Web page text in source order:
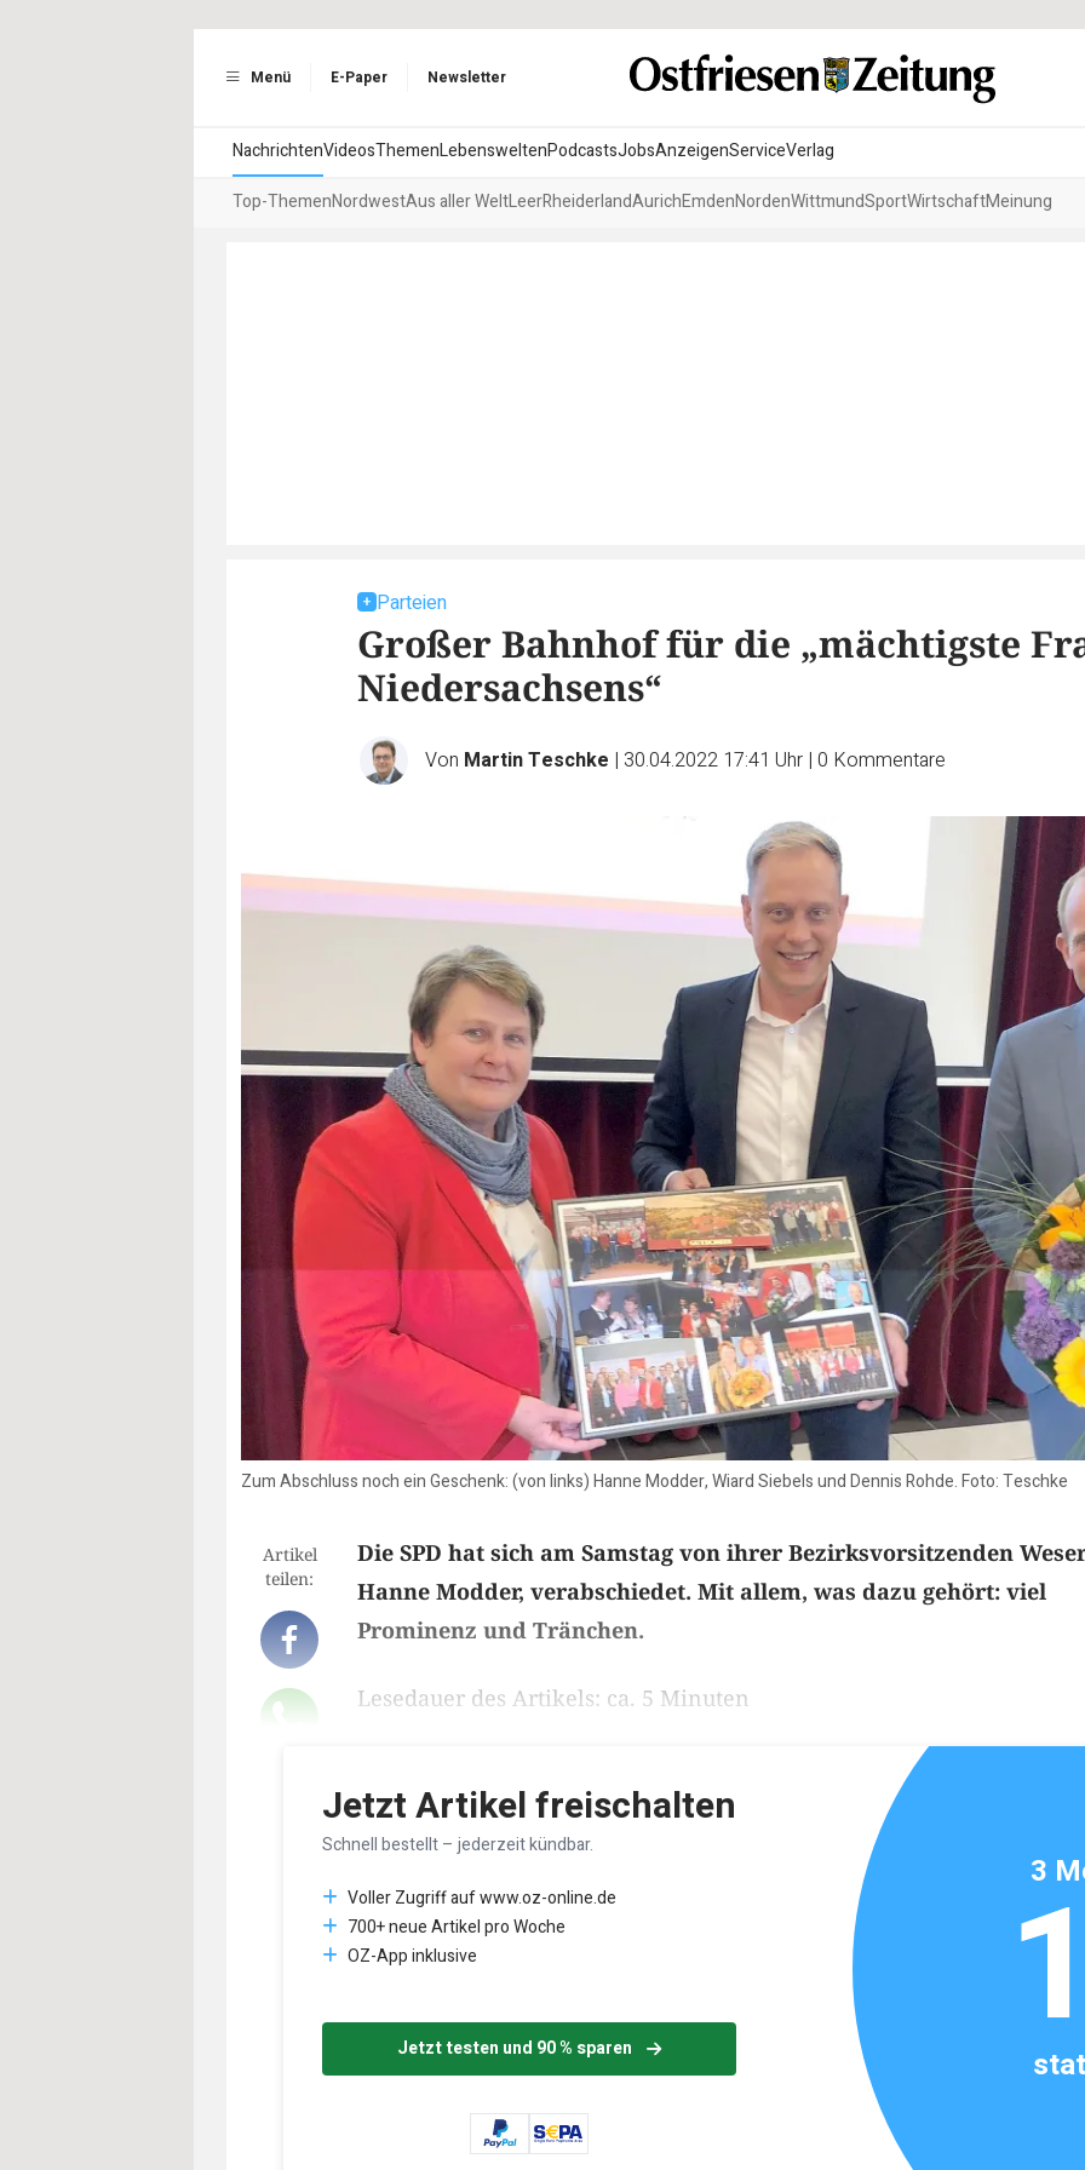
Menü E-Paper Newsletter
NachrichtenVideosThemenLebensweltenPodcastsJobsAnzeigenServiceVerlag
Top-ThemenNordwestAus aller WeltLeerRheiderlandAurichEmdenNordenWittmundSportWirtschaftMeinung
Parteien
Großer Bahnhof für die „mächtigste
Niedersachsens“
Von Martin Teschke | 30.04.2022 17:41 Uhr | 0 Kommentare
Zum Abschluss noch ein Geschenk: (von links) Hanne Modder, Wiard Siebels und Dennis Rohde. Foto: Teschke
Artikel
teilen:
Die SPD hat sich am Samstag von ihrer Bezirksvorsitzenden
Hanne Modder, verabschiedet. Mit allem, was dazu gehört: viel
Prominenz und Tränchen.
Lesedauer des Artikels: ca. 5 Minuten
Jetzt Artikel freischalten
Schnell bestellt – jederzeit kündbar.
Voller Zugriff auf www.oz-online.de
700+ neue Artikel pro Woche
OZ-App inklusive
Jetzt testen und 90 % sparen
3